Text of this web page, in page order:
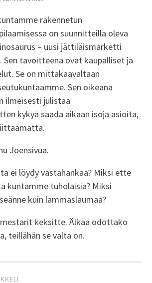
rakennetun
on suunnitteilla oleva
– uusi jättiläismarketti
Sen tavoitteena ovat kaupalliset ja
Se on mittakaavaltaan
Sen oikeana
ilmeisesti julistaa
kykyä saada aikaan isoja asioita,
Joensivua.
ei löydy vastahankaa? Miksi ette
kuntamme tuholaisia? Miksi
kuin lammaslaumaa?
keksitte. Älkää odottako
teillähän se valta on.